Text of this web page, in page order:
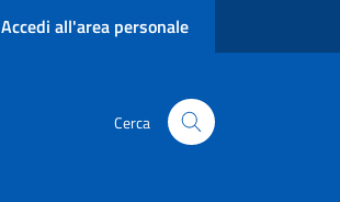
Accedi all'area personale
Cerca